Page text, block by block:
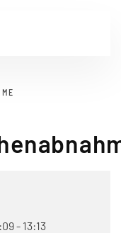
- 13:13